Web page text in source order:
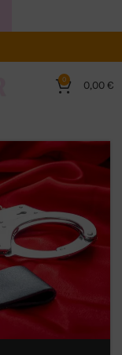
0 0,00€